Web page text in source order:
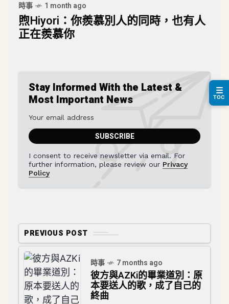
時事 1 month ago
煦Hiyori：你羨慕別人的同時，也有人
正在羨慕你
Stay Informed With the Latest &
Most Important News
I consent to receive newsletter via email. For
further information, please review our Privacy
Policy
PREVIOUS POST
時事 7 months ago
彼方與AZKi的畢業道別：原
本要送人的歌，成了自己的
終曲
☰
TOC